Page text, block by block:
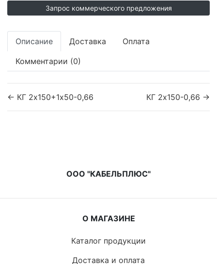
Запрос коммерческого предложения
Описание Доставка Оплата
Комментарии (0)
← КГ 2х150+1х50-0,66 КГ 2х150-0,66 →
ООО "КАБЕЛЬПЛЮС"
О МАГАЗИНЕ
Каталог продукции
Доставка и оплата